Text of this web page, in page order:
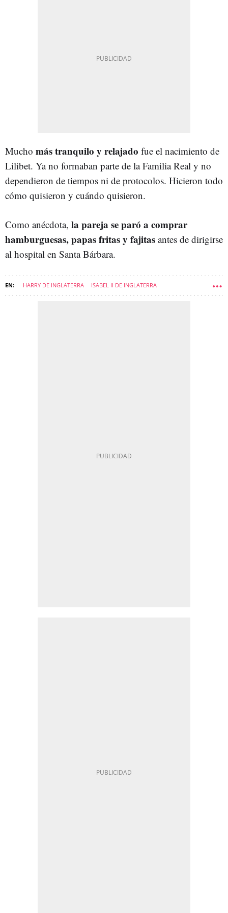
Mucho más tranquilo y relajado fue el nacimiento de
Lilibet. Ya no formaban parte de la Familia Real y no
dependieron de tiempos ni de protocolos. Hicieron todo
cómo quisieron y cuándo quisieron.
Como anécdota, la pareja se paró a comprar
hamburguesas, papas fritas y fajitas antes de dirigirse
al hospital en Santa Bárbara.
HARRY DE INGLATERRA ISABEL II DE INGLATERRA